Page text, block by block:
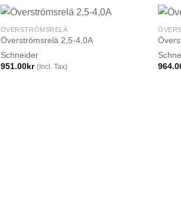
ÖVERSTRÖMSRELÄ
Överströmsrelä 2,5-4,0A
Schneider
951.00kr (Incl. Tax)